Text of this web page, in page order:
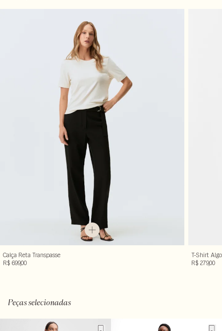
Calça Reta Transpasse
R$ 699,00
T-Shirt
R$ 279,00
Peças selecionadas